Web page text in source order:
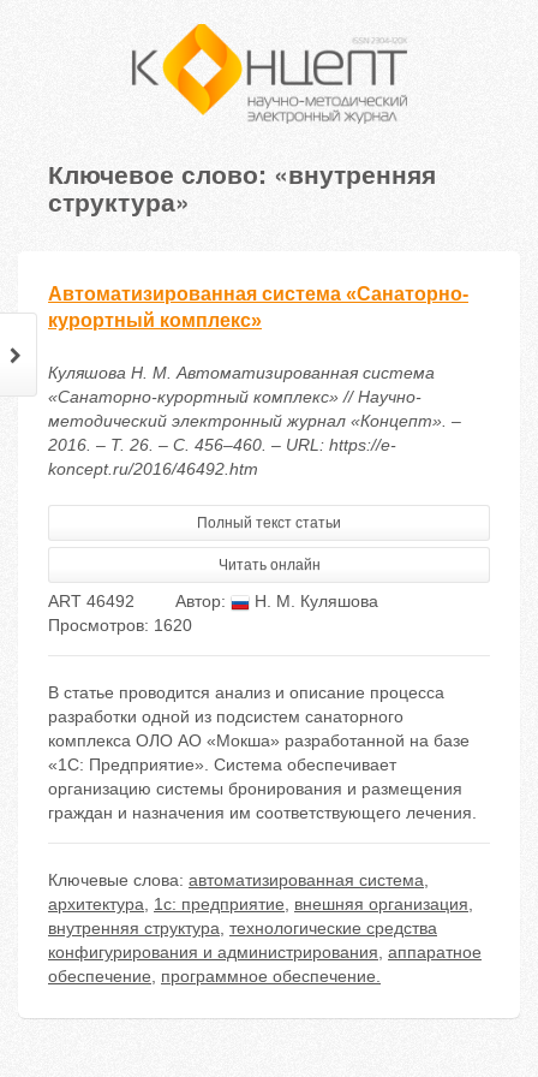
Ключевое слово: «внутренняя
структура»
Автоматизированная система «Санаторно-
курортный комплекс»
Куляшова Н. М. Автоматизированная система
«Санаторно-курортный комплекс» // Научно-
методический электронный журнал «Концепт». –
2016. – Т. 26. – С. 456–460. – URL: https://e-
koncept.ru/2016/46492.htm
Полный текст статьи
Читать онлайн
ART 46492 Автор:
Н. М. Куляшова
Просмотров: 1620
В статье проводится анализ и описание процесса
разработки одной из подсистем санаторного
комплекса ОЛО АО «Мокша» разработанной на базе
«1С: Предприятие». Система обеспечивает
организацию системы бронирования и размещения
граждан и назначения им соответствующего лечения.
Ключевые слова: автоматизированная система,
архитектура, 1с: предприятие, внешняя организация,
внутренняя структура, технологические средства
конфигурирования и администрирования, аппаратное
обеспечение, программное обеспечение.